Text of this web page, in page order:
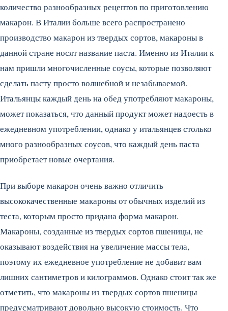
количество разнообразных рецептов по приготовлению
макарон. В Италии больше всего распространено
производство макарон из твердых сортов, макароны в
данной стране носят название паста. Именно из Италии к
нам пришли многочисленные соусы, которые позволяют
сделать пасту просто волшебной и незабываемой.
Итальянцы каждый день на обед употребляют макароны,
может показаться, что данный продукт может надоесть в
ежедневном употреблении, однако у итальянцев столько
много разнообразных соусов, что каждый день паста
приобретает новые очертания.
При выборе макарон очень важно отличить
высококачественные макароны от обычных изделий из
теста, которым просто придана форма макарон.
Макароны, созданные из твердых сортов пшеницы, не
оказывают воздействия на увеличение массы тела,
поэтому их ежедневное употребление не добавит вам
лишних сантиметров и килограммов. Однако стоит так же
отметить, что макароны из твердых сортов пшеницы
предусматривают довольно высокую стоимость. Что